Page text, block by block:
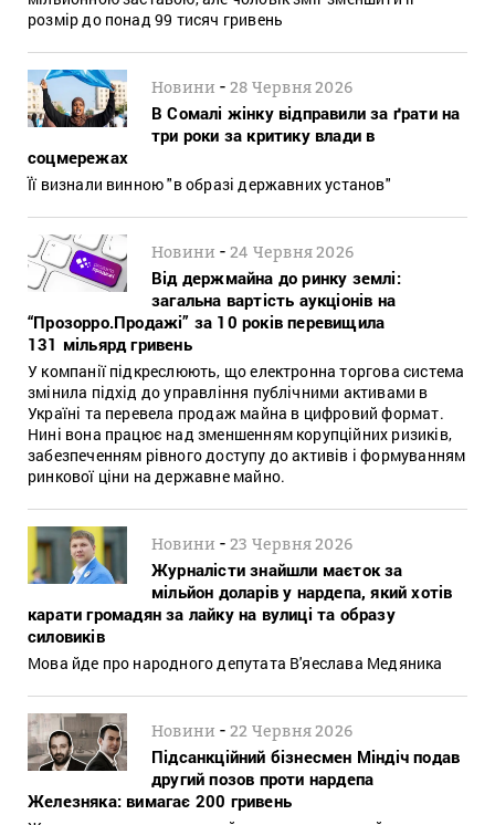
розмір до понад 99 тисяч гривень
Новини -28 Червня 2026
В Сомалі жінку відправили за ґрати на
три роки за критику влади в
соцмережах
Її визнали винною "в образі державних установ"
Новини -24 Червня 2026
Від держмайна до ринку землі:
загальна вартість аукціонів на
“Прозорро.Продажі” за 10 років перевищила
131 мільярд гривень
У компанії підкреслюють, що електронна торгова система
змінила підхід до управління публічними активами в
Україні та перевела продаж майна в цифровий формат.
Нині вона працює над зменшенням корупційних ризиків,
забезпеченням рівного доступу до активів і формуванням
ринкової ціни на державне майно.
Новини -23 Червня 2026
Журналісти знайшли маєток за
мільйон доларів у нардепа, який хотів
карати громадян за лайку на вулиці та образу
силовиків
Мова йде про народного депутата В'яеслава Медяника
Новини -22 Червня 2026
Підсанкційний бізнесмен Міндіч подав
другий позов проти нардепа
Железняка: вимагає 200 гривень